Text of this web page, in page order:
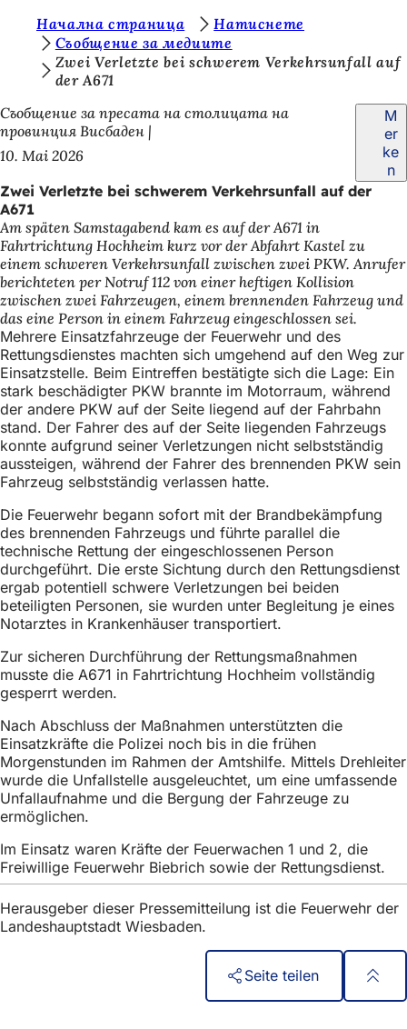
Inhalt anspringen
b
e
f
i
n
d
e
n
s
i
c
h
h
i
e
r
:
Начална страница
Натиснете
Съобщение за медиите
Zwei Verletzte bei schwerem Verkehrsunfall auf
der A671
Съобщение за пресата на столицата на
провинция Висбаден
10. Mai 2026
M
er
ke
n
Zwei Verletzte bei schwerem Verkehrsunfall auf der
A671
Am späten Samstagabend kam es auf der A671 in
Fahrtrichtung Hochheim kurz vor der Abfahrt Kastel zu
einem schweren Verkehrsunfall zwischen zwei PKW. Anrufer
berichteten per Notruf 112 von einer heftigen Kollision
zwischen zwei Fahrzeugen, einem brennenden Fahrzeug und
das eine Person in einem Fahrzeug eingeschlossen sei.
Mehrere Einsatzfahrzeuge der Feuerwehr und des
Rettungsdienstes machten sich umgehend auf den Weg zur
Einsatzstelle. Beim Eintreffen bestätigte sich die Lage: Ein
stark beschädigter PKW brannte im Motorraum, während
der andere PKW auf der Seite liegend auf der Fahrbahn
stand. Der Fahrer des auf der Seite liegenden Fahrzeugs
konnte aufgrund seiner Verletzungen nicht selbstständig
aussteigen, während der Fahrer des brennenden PKW sein
Fahrzeug selbstständig verlassen hatte.
Die Feuerwehr begann sofort mit der Brandbekämpfung
des brennenden Fahrzeugs und führte parallel die
technische Rettung der eingeschlossenen Person
durchgeführt. Die erste Sichtung durch den Rettungsdienst
ergab potentiell schwere Verletzungen bei beiden
beteiligten Personen, sie wurden unter Begleitung je eines
Notarztes in Krankenhäuser transportiert.
Zur sicheren Durchführung der Rettungsmaßnahmen
musste die A671 in Fahrtrichtung Hochheim vollständig
gesperrt werden.
Nach Abschluss der Maßnahmen unterstützten die
Einsatzkräfte die Polizei noch bis in die frühen
Morgenstunden im Rahmen der Amtshilfe. Mittels Drehleiter
wurde die Unfallstelle ausgeleuchtet, um eine umfassende
Unfallaufnahme und die Bergung der Fahrzeuge zu
ermöglichen.
Im Einsatz waren Kräfte der Feuerwachen 1 und 2, die
Freiwillige Feuerwehr Biebrich sowie der Rettungsdienst.
Herausgeber dieser Pressemitteilung ist die Feuerwehr der
Landeshauptstadt Wiesbaden.
Seite teilen